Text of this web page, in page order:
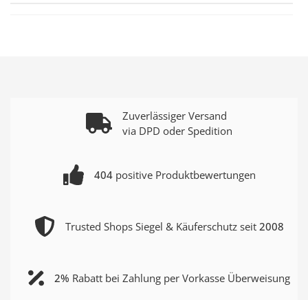
Zuverlässiger Versand
via DPD oder Spedition
404positive Produktbewertungen
Trusted Shops Siegel & Käuferschutz seit 2008
2% Rabatt bei Zahlung per Vorkasse Überweisung